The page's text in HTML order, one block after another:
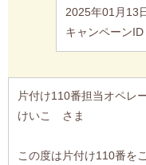
2025年01月13
キャンペーン
片付け110番担当オペレ
けいこ さま
この度は片付け110番を